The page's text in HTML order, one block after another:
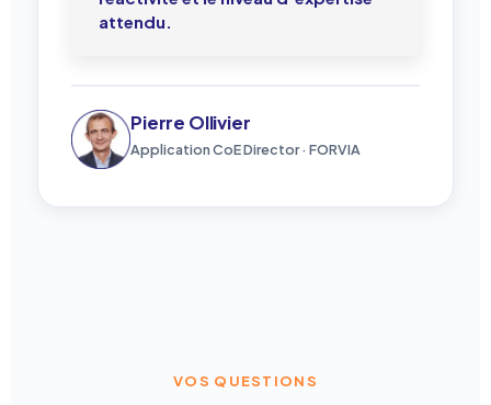
attendu.
Pierre Ollivier
Application CoE Director · FORVIA
VOS QUESTIONS